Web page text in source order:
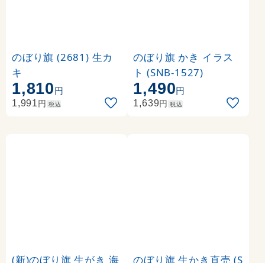
のぼり旗 (2681) 生カ
キ
1,810円
1,991円 税込
のぼり旗 かき イラス
ト (SNB-1527)
1,490円
1,639円 税込
(新)のぼり旗 生がき 海
のぼり旗 生かき直売 (S